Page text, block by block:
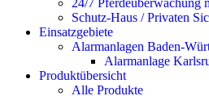
24/7 Pferdeüberwachung
Schutz-Haus / Privaten
Einsatzgebiete
Alarmanlagen Baden-
Alarmanlage
Produktübersicht
Alle Produkte